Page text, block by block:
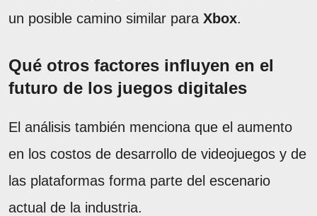
un posible camino similar para Xbox.
Qué otros factores influyen en el
futuro de los juegos digitales
El análisis también menciona que el aumento
en los costos de desarrollo de videojuegos y de
las plataformas forma parte del escenario
actual de la industria.